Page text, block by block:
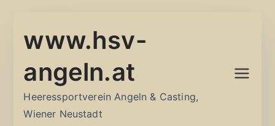
Inhalt
www.hsv-
angeln.at
Heeressportverein Angeln & Casting,
Wiener Neustadt